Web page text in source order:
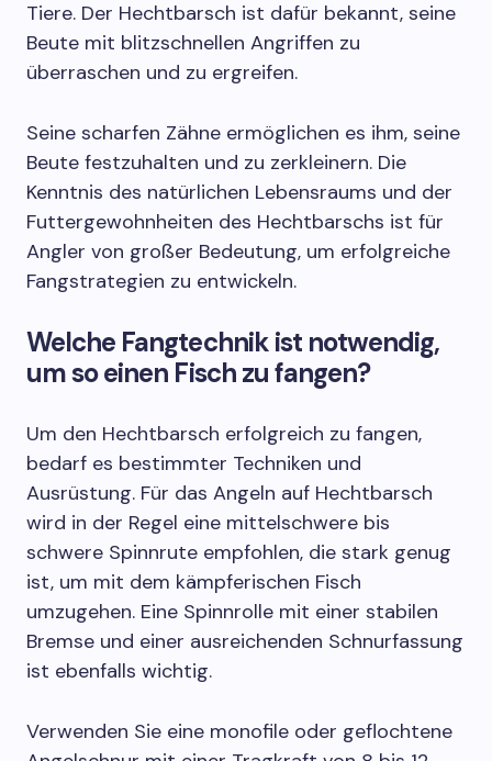
Tiere. Der Hechtbarsch ist dafür bekannt, seine
Beute mit blitzschnellen Angriffen zu
überraschen und zu ergreifen.
Seine scharfen Zähne ermöglichen es ihm, seine
Beute festzuhalten und zu zerkleinern. Die
Kenntnis des natürlichen Lebensraums und der
Futtergewohnheiten des Hechtbarschs ist für
Angler von großer Bedeutung, um erfolgreiche
Fangstrategien zu entwickeln.
Welche Fangtechnik ist notwendig,
um so einen Fisch zu fangen?
Um den Hechtbarsch erfolgreich zu fangen,
bedarf es bestimmter Techniken und
Ausrüstung. Für das Angeln auf Hechtbarsch
wird in der Regel eine mittelschwere bis
schwere Spinnrute empfohlen, die stark genug
ist, um mit dem kämpferischen Fisch
umzugehen. Eine Spinnrolle mit einer stabilen
Bremse und einer ausreichenden Schnurfassung
ist ebenfalls wichtig.
Verwenden Sie eine monofile oder geflochtene